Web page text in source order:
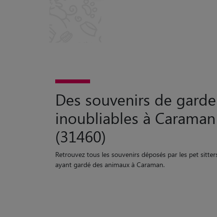
Des souvenirs de garde
inoubliables à Caraman
(31460)
Retrouvez tous les souvenirs déposés par les pet
ayant gardé des animaux à Caraman.